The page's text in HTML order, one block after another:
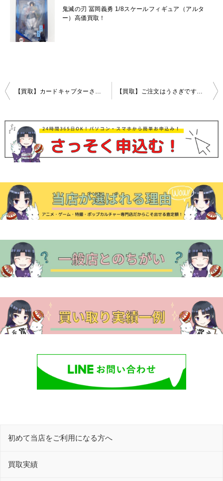
鬼滅の刃 冨岡義勇 1/8スケールフィギュア（アルタ
ー）高価買取！
投
ナ
ゲ
シ
ョ
ン
【買取】カードキャプターさくら クリアカード編 木之本桜 Hello Brand New World 1/7 ABS＆PVC製塗装済み完成品 フィギュア 高価買取中！ 【買取】ご注文はうさぎですか?? 怪盗ラパン 1/7スケール PVC製塗装済み完成品フィギュア高価買取中！
初めて当店をご利用になる方へ
買取実績